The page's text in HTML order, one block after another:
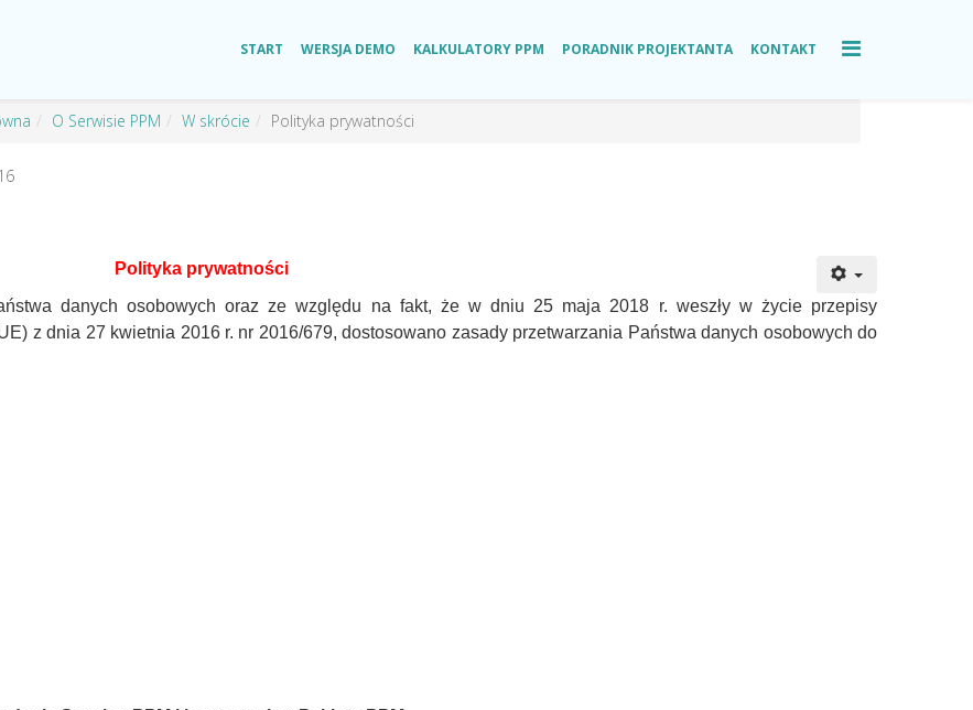
START WERSJA DEMO KALKULATORY PPM PORADNIK PROJEKTANTA KONTAKT
O Serwisie PPM W skrócie Polityka prywatności
Polityka prywatności
danych osobowych oraz ze względu na fakt, że w dniu 25 maja 2018 r. weszły w życie przepisy
z dnia 27 kwietnia 2016 r. nr 2016/679, dostosowano zasady przetwarzania Państwa danych osobowych do